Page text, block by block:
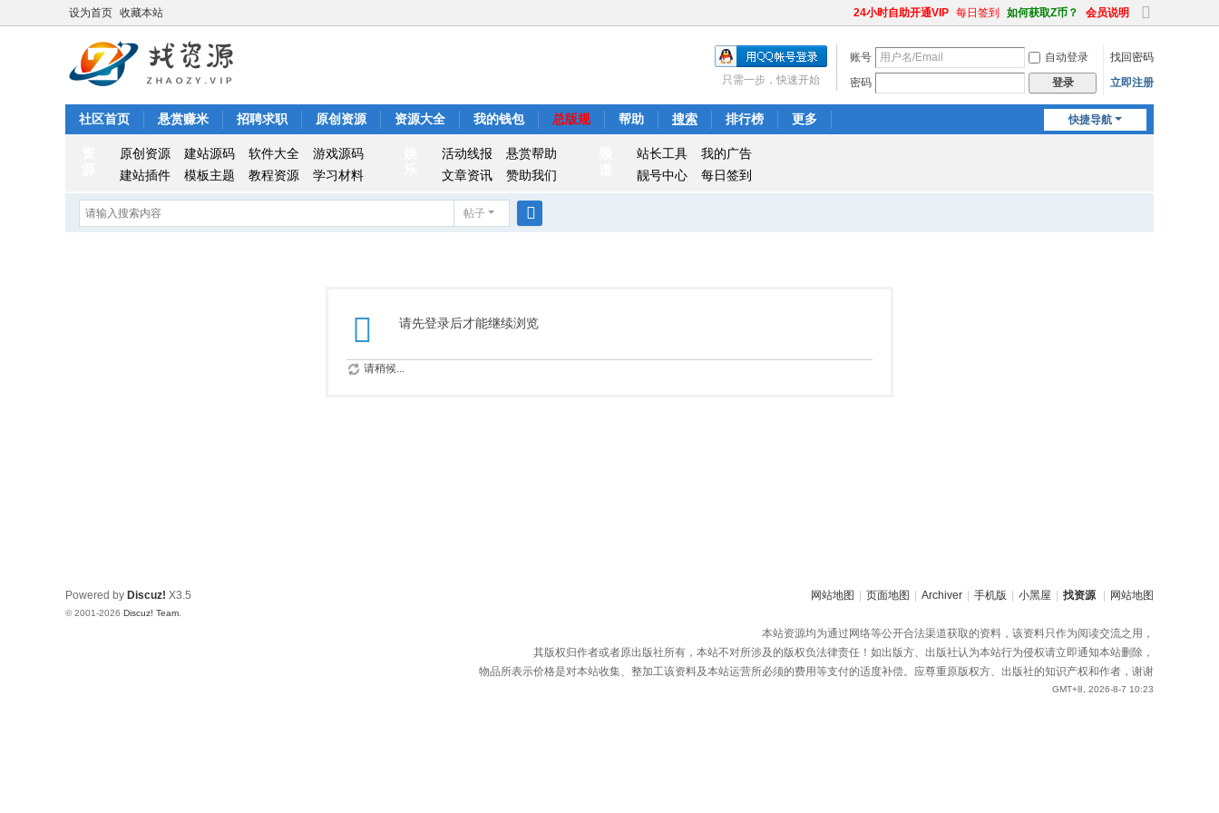
设为首页 收藏本站 24小时自助开通VIP 每日签到 如何获取Z币？ 会员说明
切
到
宽
账号 自动登录
找回密码
密码
登录 立即注册
只需一步，快速开始
快捷导航
社区首页 悬赏赚米 招聘求职 原创资源 资源大全 我的钱包 总版规 帮助 搜索 排行榜 更多
原创资源 建站源码 软件大全
游戏源码
建站插件
模板主题 教程资源 学习材料
活动线报
悬赏帮助
文章资讯
赞助我们
站长工具
我的广告
靓号中心
每日签到
帖子
请先登录后才能继续浏览
请稍候...
网站地图 页面地图 Archiver 手机版 小黑屋 找资源 网站地图
本站资源均为通过网络等公开合法渠道获取的资料，该资料只作为阅读交流之用，
其版权归作者或者原出版社所有，本站不对所涉及的版权负法律责任！如出版方、出版社认为本站行为侵权请立即通知本站删除，
物品所表示价格是对本站收集、整加工该资料及本站运营所必须的费用等支付的适度补偿。应尊重原版权方、出版社的知识产权和作者，谢谢
GMT+8, 2026-8-7 10:23
Powered by Discuz! X3.5
© 2001-2026 Discuz! Team